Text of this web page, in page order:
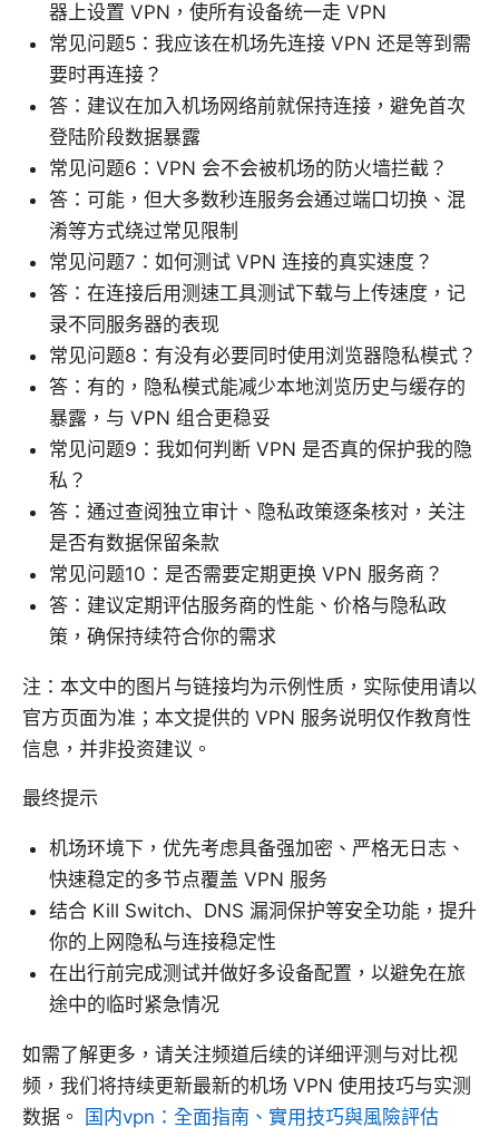
器上设置 VPN，使所有设备统一走 VPN
常见问题5：我应该在机场先连接 VPN 还是等到需
要时再连接？
答：建议在加入机场网络前就保持连接，避免首次
登陆阶段数据暴露
常见问题6：VPN 会不会被机场的防火墙拦截？
答：可能，但大多数秒连服务会通过端口切换、混
淆等方式绕过常见限制
常见问题7：如何测试 VPN 连接的真实速度？
答：在连接后用测速工具测试下载与上传速度，记
录不同服务器的表现
常见问题8：有没有必要同时使用浏览器隐私模式？
答：有的，隐私模式能减少本地浏览历史与缓存的
暴露，与 VPN 组合更稳妥
常见问题9：我如何判断 VPN 是否真的保护我的隐
私？
答：通过查阅独立审计、隐私政策逐条核对，关注
是否有数据保留条款
常见问题10：是否需要定期更换 VPN 服务商？
答：建议定期评估服务商的性能、价格与隐私政
策，确保持续符合你的需求
注：本文中的图片与链接均为示例性质，实际使用请以
官方页面为准；本文提供的 VPN 服务说明仅作教育性
信息，并非投资建议。
最终提示
机场环境下，优先考虑具备强加密、严格无日志、
快速稳定的多节点覆盖 VPN 服务
结合 Kill Switch、DNS 漏洞保护等安全功能，提升
你的上网隐私与连接稳定性
在出行前完成测试并做好多设备配置，以避免在旅
途中的临时紧急情况
如需了解更多，请关注频道后续的详细评测与对比视
频，我们将持续更新最新的机场 VPN 使用技巧与实测
数据。
国内vpn：全面指南、實用技巧與風險評估